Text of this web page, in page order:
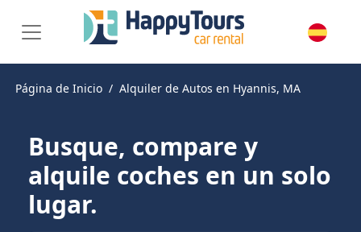
Página de Inicio Alquiler de Autos en Hyannis, MA
Busque, compare y
alquile coches en un solo
lugar.